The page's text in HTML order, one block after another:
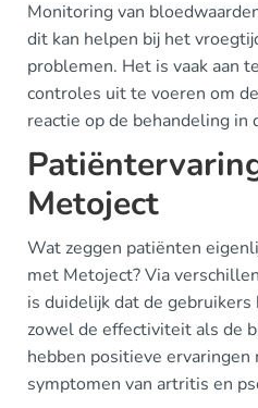
Monitoring van
dit kan helpen bij het
problemen. Het is vaak aan
controles uit te voeren om
reactie op de behandeling in
Metoject
Wat zeggen patiënten
met Metoject? Via
is duidelijk dat de
zowel de effectiviteit als de
hebben positieve
symptomen van artritis en